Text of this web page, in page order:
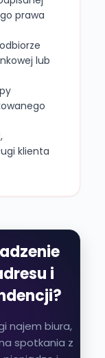
prawa
lub
klienta
i
najem biura,
spotkania z